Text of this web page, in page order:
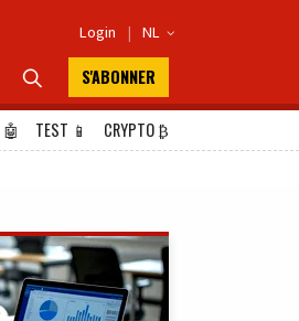
Login | NL 
 S'ABONNER
🤖 TEST 📱 CRYPTO₿